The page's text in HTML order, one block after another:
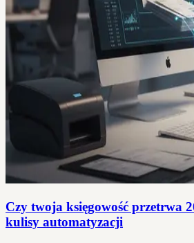
Czy twoja księgowość przetrwa
kulisy automatyzacji